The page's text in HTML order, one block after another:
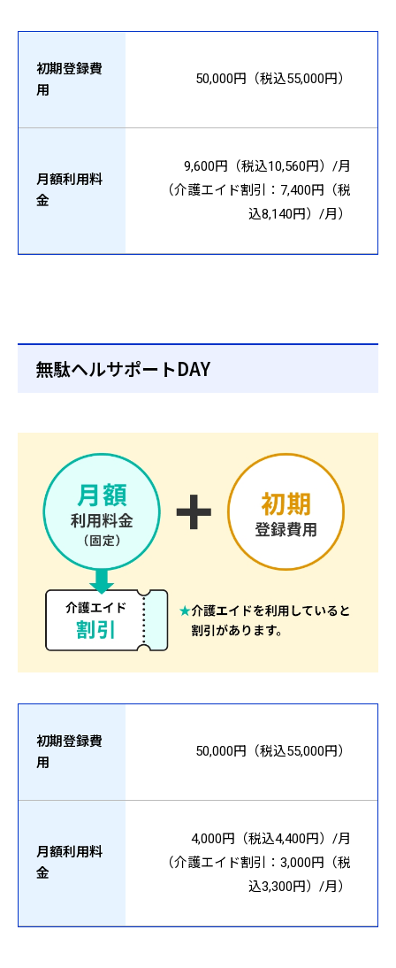
初期登録費
用
50,000円（税込55,000円）
月額利用料
金
9,600円（税込10,560円）/月
（介護エイド割引：7,400円（税
込8,140円）/月）
無駄ヘルサポートDAY
初期登録費
用
50,000円（税込55,000円）
月額利用料
金
4,000円（税込4,400円）/月
（介護エイド割引：3,000円（税
込3,300円）/月）